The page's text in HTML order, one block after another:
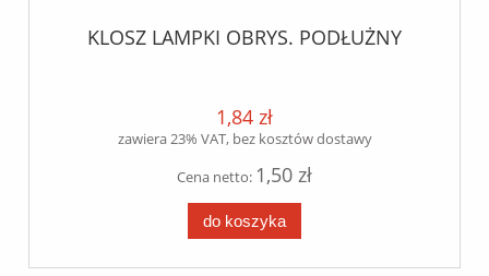
KLOSZ LAMPKI OBRYS. PODŁUŻNY
1,84 zł
zawiera 23% VAT, bez kosztów dostawy
Cena netto: 1,50 zł
do koszyka